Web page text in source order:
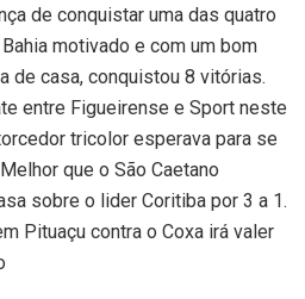
de conquistar uma das quatro
motivado e com um bom
de casa, conquistou 8 vitórias.
entre Figueirense e Sport neste
tricolor esperava para se
que o São Caetano
sobre o lider Coritiba por 3 a 1.
Pituaçu contra o Coxa irá valer